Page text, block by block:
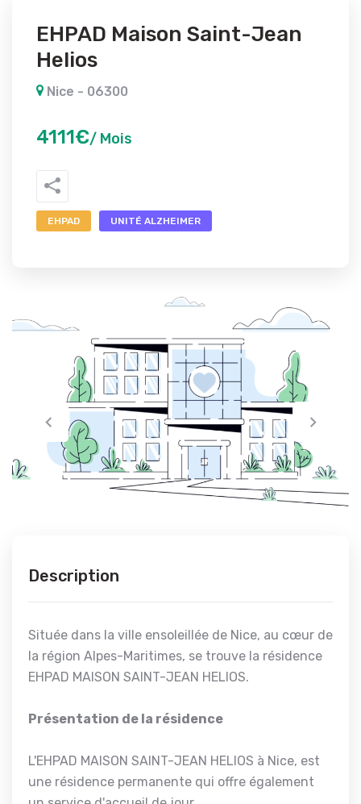
EHPAD Maison Saint-Jean
Helios
Nice - 06300
4111€/ Mois
EHPAD UNITÉ ALZHEIMER
Description
Située dans la ville ensoleillée de Nice, au cœur de
la région Alpes-Maritimes, se trouve la résidence
EHPAD MAISON SAINT-JEAN HELIOS.
Présentation de la résidence
L'EHPAD MAISON SAINT-JEAN HELIOS à Nice, est
une résidence permanente qui offre également